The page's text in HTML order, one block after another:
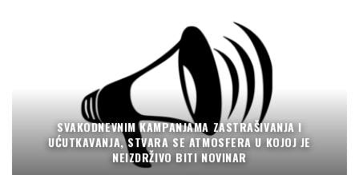
SVAKODNEVNIM KAMPANJAMA ZASTRAŠIVANJA I
UĆUTKAVANJA, STVARA SE ATMOSFERA U KOJOJ JE
NEIZDRŽIVO BITI NOVINAR